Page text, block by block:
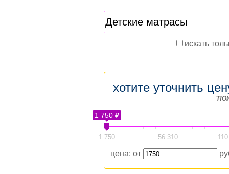
искать
хотите уточнить
"
1 750 ₽
1 750 56 310
цена: от